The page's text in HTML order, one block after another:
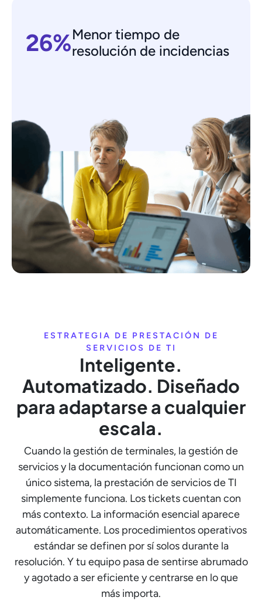
26%Menor tiempo de
resolución de incidencias
ESTRATEGIA DE PRESTACIÓN DE
SERVICIOS DE TI
Inteligente.
Automatizado. Diseñado
para adaptarse a cualquier
escala.
Cuando la gestión de terminales, la gestión de
servicios y la documentación funcionan como un
único sistema, la prestación de servicios de TI
simplemente funciona. Los tickets cuentan con
más contexto. La información esencial aparece
automáticamente. Los procedimientos operativos
estándar se definen por sí solos durante la
resolución. Y tu equipo pasa de sentirse abrumado
y agotado a ser eficiente y centrarse en lo que
más importa.